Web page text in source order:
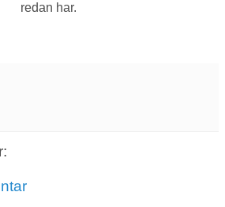
redan har.